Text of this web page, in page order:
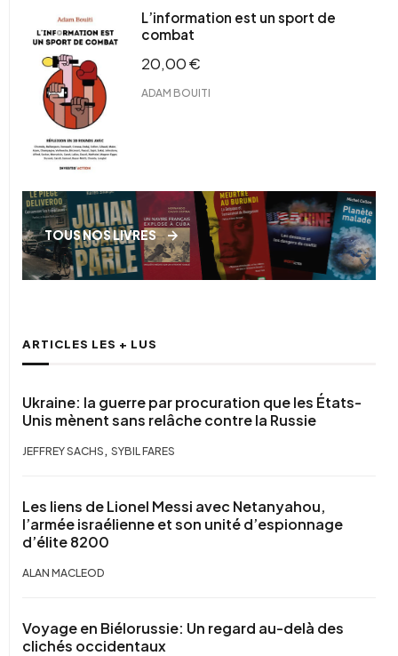
L’information est un sport de
combat
20,00€
ADAM BOUITI
TOUS NOS LIVRES
ARTICLES LES + LUS
Ukraine: la guerre par procuration que les États-
Unis mènent sans relâche contre la Russie
JEFFREY SACHS, SYBIL FARES
Les liens de Lionel Messi avec Netanyahou,
l’armée israélienne et son unité d’espionnage
d’élite 8200
ALAN MACLEOD
Voyage en Biélorussie: Un regard au-delà des
clichés occidentaux